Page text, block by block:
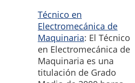
Técnico en
Electromecánica de
Maquinaria: El Técnico
en Electromecánica de
Maquinaria es una
titulación de Grado